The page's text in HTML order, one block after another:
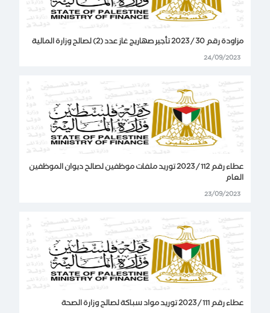
مزاودة رقم 30 / 2023 تأجير صهاريج غاز عدد (2) لصالح وزارة المالية
24/09/2023
عطاء رقم 112 / 2023 توريد ملفات موظفين لصالح ديوان الموظفين
العام
23/09/2023
عطاء رقم 111 / 2023 توريد مواد سباكة لصالح وزارة الصحة